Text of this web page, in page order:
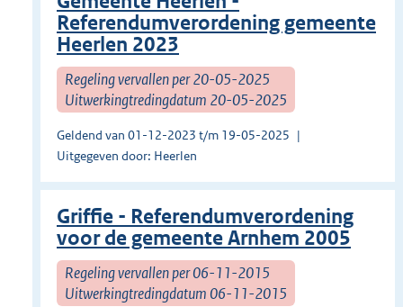
Referendumverordening gemeente
Heerlen 2023
Regeling vervallen per 20-05-2025
Uitwerkingtredingdatum 20-05-2025
Geldend van 01-12-2023 t/m 19-05-2025
Uitgegeven door: Heerlen
Griffie - Referendumverordening
voor de gemeente Arnhem 2005
Regeling vervallen per 06-11-2015
Uitwerkingtredingdatum 06-11-2015